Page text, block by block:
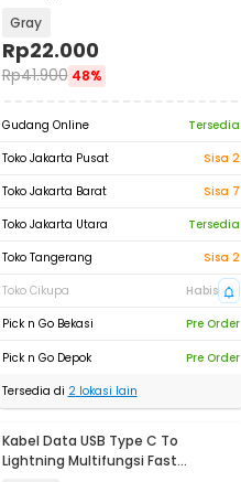
Gray
Rp22.000
Rp41.900 48%
Gudang Online
Tersedia
Toko Jakarta Pusat
Sisa 2
Toko Jakarta Barat
Sisa 7
Toko Jakarta Utara
Tersedia
Toko Tangerang
Sisa 2
Toko Cikupa
Habis
Pick n Go Bekasi
Pre Order
Pick n Go Depok
Pre Order
Tersedia di 2lokasi lain
Kabel Data USB Type C To
Lightning Multifungsi Fast